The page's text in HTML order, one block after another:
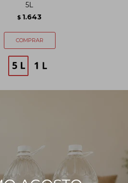
5L
$ 1.643